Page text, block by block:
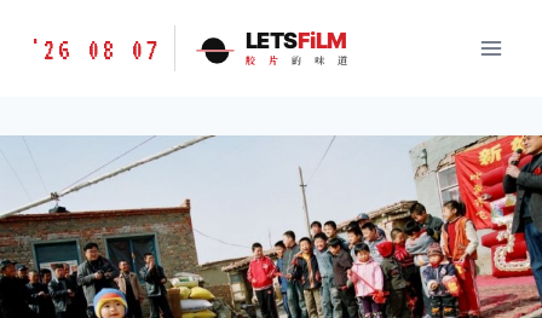
胶
味
LETSFILM
'26 08 07 LETSFiLM
胶 片 的 味 道